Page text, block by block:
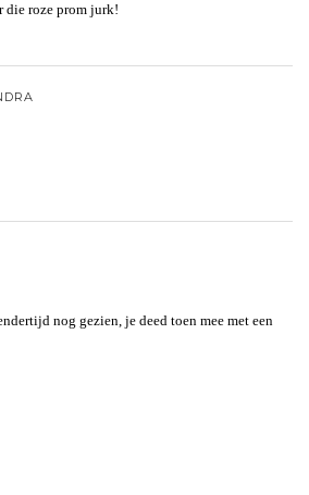
die roze prom jurk!
nog gezien, je deed toen mee met een